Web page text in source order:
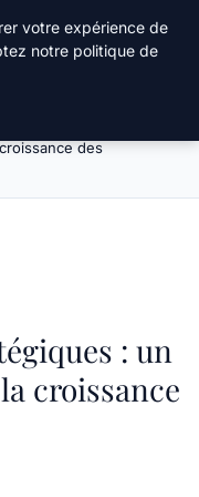
: un atout
des
: un
croissance
votre expérience de
notre politique de